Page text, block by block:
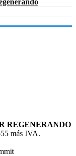
REGENERANDO
más IVA.